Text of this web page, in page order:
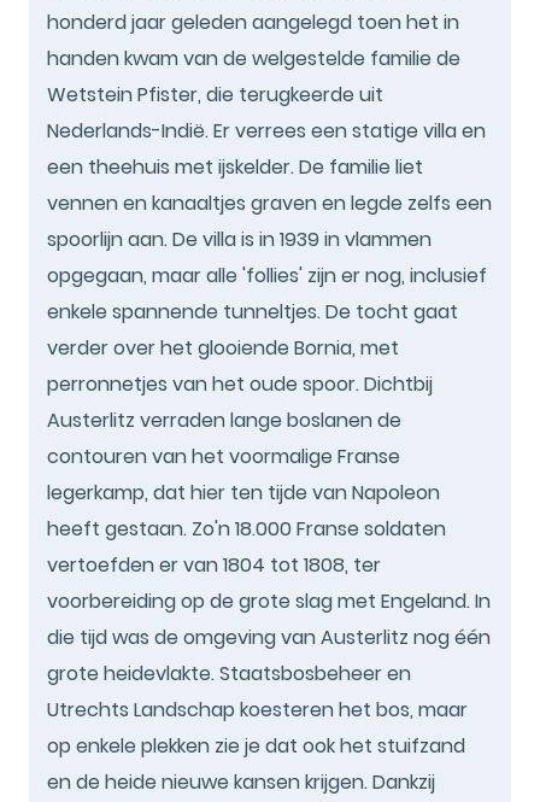
honderd jaar geleden aangelegd toen het in
handen kwam van de welgestelde familie de
Wetstein Pfister, die terugkeerde uit
Nederlands-Indië. Er verrees een statige villa en
een theehuis met ijskelder. De familie liet
vennen en kanaaltjes graven en legde zelfs een
spoorlijn aan. De villa is in 1939 in vlammen
opgegaan, maar alle 'follies' zijn er nog, inclusief
enkele spannende tunneltjes. De tocht gaat
verder over het glooiende Bornia, met
perronnetjes van het oude spoor. Dichtbij
Austerlitz verraden lange boslanen de
contouren van het voormalige Franse
legerkamp, dat hier ten tijde van Napoleon
heeft gestaan. Zo'n 18.000 Franse soldaten
vertoefden er van 1804 tot 1808, ter
voorbereiding op de grote slag met Engeland. In
die tijd was de omgeving van Austerlitz nog één
grote heidevlakte. Staatsbosbeheer en
Utrechts Landschap koesteren het bos, maar
op enkele plekken zie je dat ook het stuifzand
en de heide nieuwe kansen krijgen. Dankzij